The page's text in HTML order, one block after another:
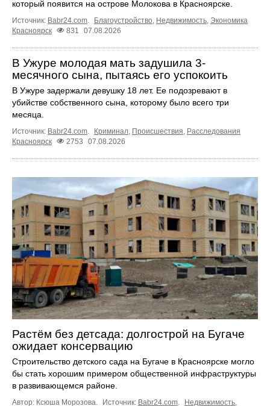
который появится на острове Молокова в Красноярске.
Источник: Babr24.com Благоустройство Недвижимость Экономика
Красноярск
831 07.08.2026
В Ужуре молодая мать задушила 3-
месячного сына, пытаясь его успокоить
В Ужуре задержали девушку 18 лет. Ее подозревают в
убийстве собственного сына, которому было всего три
месяца.
Источник: Babr24.com Криминал Происшествия Расследования
Красноярск
2753 07.08.2026
Растём без детсада: долгострой на Бугаче
ожидает консервацию
Строительство детского сада на Бугаче в Красноярске могло
бы стать хорошим примером общественной инфраструктуры
в развивающемся районе.
Автор: Ксюша Морозова. Источник: Babr24.com. Недвижимость,